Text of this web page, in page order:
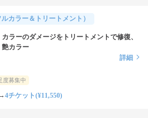
カラー＆トリートメント）
カラーのダメージをトリートメントで修復、
艶カラー
詳細
度募集中
4チケット(¥11,550)